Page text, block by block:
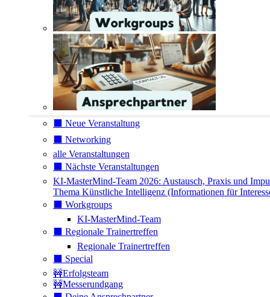
⬛️ Neue Veranstaltung
⬛️ Networking
alle Veranstaltungen
⬛️ Nächste Veranstaltungen
KI-MasterMind-Team 2026: Austausch, Praxis und
Thema Künstliche Intelligenz (Informationen für
⬛️ Workgroups
KI-MasterMind-Team
⬛️ Regionale Trainertreffen
Regionale Trainertreffen
⬛️ Special
🚧Erfolgsteam
🚧Messerundgang